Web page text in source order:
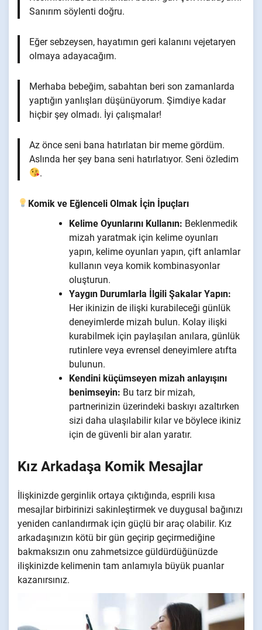
Sanırım söylenti doğru.
Eğer sebzeysen, hayatımın geri kalanını vejetaryen
olmaya adayacağım.
Merhaba bebeğim, sabahtan beri son zamanlarda
yaptığın yanlışları düşünüyorum. Şimdiye kadar
hiçbir şey olmadı. İyi çalışmalar!
Az önce seni bana hatırlatan bir meme gördüm.
Aslında her şey bana seni hatırlatıyor. Seni özledim
.
Komik ve Eğlenceli Olmak İçin İpuçları
Kelime Oyunlarını Kullanın: Beklenmedik
mizah yaratmak için kelime oyunları
yapın, kelime oyunları yapın, çift anlamlar
kullanın veya komik kombinasyonlar
oluşturun.
Yaygın Durumlarla İlgili Şakalar Yapın:
Her ikinizin de ilişki kurabileceği günlük
deneyimlerde mizah bulun. Kolay ilişki
kurabilmek için paylaşılan anılara, günlük
rutinlere veya evrensel deneyimlere atıfta
bulunun.
Kendini küçümseyen mizah anlayışını
benimseyin: Bu tarz bir mizah,
partnerinizin üzerindeki baskıyı azaltırken
sizi daha ulaşılabilir kılar ve böylece ikiniz
için de güvenli bir alan yaratır.
Kız Arkadaşa Komik Mesajlar
İlişkinizde gerginlik ortaya çıktığında, esprili kısa
mesajlar birbirinizi sakinleştirmek ve duygusal bağınızı
yeniden canlandırmak için güçlü bir araç olabilir. Kız
arkadaşınızın kötü bir gün geçirip geçirmediğine
bakmaksızın onu zahmetsizce güldürdüğünüzde
ilişkinizde kelimenin tam anlamıyla büyük puanlar
kazanırsınız.